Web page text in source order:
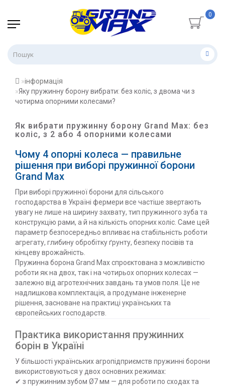
0
інформація
Яку пружинну борону вибрати: без коліс, з двома чи з
чотирма опорними колесами?
Як вибрати пружинну борону Grand Max: без
коліс, з 2 або 4 опорними колесами
Чому 4 опорні колеса — правильне
рішення при виборі пружинної борони
Grand Max
При виборі пружинної борони для сільського
господарства в Україні фермери все частіше звертають
увагу не лише на ширину захвату, тип пружинного зуба та
конструкцію рами, а й на кількість опорних коліс. Саме цей
параметр безпосередньо впливає на стабільність роботи
агрегату, глибину обробітку ґрунту, безпеку посівів та
кінцеву врожайність.
Пружинна борона Grand Max спроєктована з можливістю
роботи як на двох, так і на чотирьох опорних колесах —
залежно від агротехнічних завдань та умов поля. Це не
надлишкова комплектація, а продумане інженерне
рішення, засноване на практиці українських та
європейських господарств.
Практика використання пружинних
борін в Україні
У більшості українських агропідприємств пружинні борони
використовуються у двох основних режимах:
✔ з пружинним зубом Ø7 мм — для роботи по сходах та